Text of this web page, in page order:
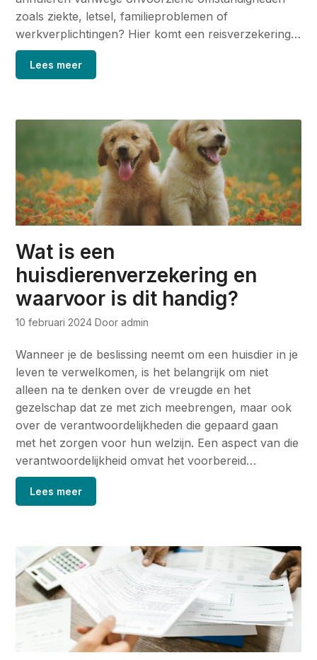
zoals ziekte, letsel, familieproblemen of
werkverplichtingen? Hier komt een reisverzekering…
Lees meer
Wat is een
huisdierenverzekering en
waarvoor is dit handig?
10 februari 2024 Door admin
Wanneer je de beslissing neemt om een huisdier in je
leven te verwelkomen, is het belangrijk om niet
alleen na te denken over de vreugde en het
gezelschap dat ze met zich meebrengen, maar ook
over de verantwoordelijkheden die gepaard gaan
met het zorgen voor hun welzijn. Een aspect van die
verantwoordelijkheid omvat het voorbereid…
Lees meer